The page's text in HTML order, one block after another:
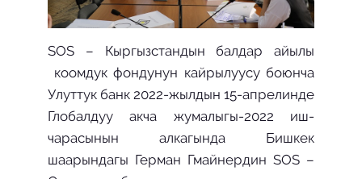
SOS – Кыргызстандын балдар айылы
коомдук фондунун кайрылуусу боюнча
Улуттук банк 2022-жылдын 15-апрелинде
Глобалдуу акча жумалыгы-2022 иш-
чарасынын алкагында Бишкек
шаарындагы Герман Гмайнердин SOS –